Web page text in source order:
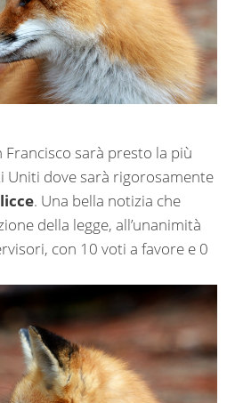
Francisco sarà presto la più
Uniti dove sarà rigorosamente
. Una bella notizia che
della legge, all’unanimità
con 10 voti a favore e 0